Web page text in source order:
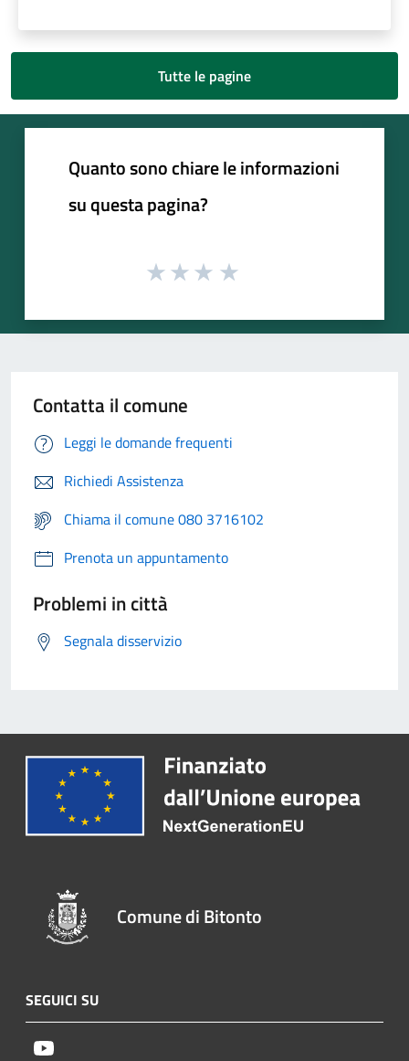
Tutte le pagine
Quanto sono chiare le informazioni
su questa pagina?
Contatta il comune
Leggi le domande frequenti
Richiedi Assistenza
Chiama il comune 080 3716102
Prenota un appuntamento
Problemi in città
Segnala disservizio
Comune di Bitonto
SEGUICI SU